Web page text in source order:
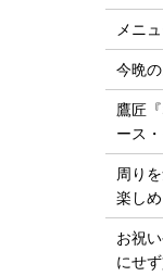
メニ
今晩
鷹匠
ース・
周り
楽しめ
お祝
にせ